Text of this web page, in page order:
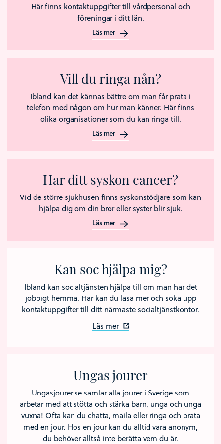
Här finns kontaktuppgifter till vårdpersonal och
föreningar i ditt län.
Läs mer
Vill du ringa nån?
Ibland kan det kännas bättre om man får prata i
telefon med någon om hur man känner. Här finns
olika organisationer som du kan ringa till.
Läs mer
Har ditt syskon cancer?
Vid de större sjukhusen finns syskonstödjare som kan
hjälpa dig om din bror eller syster blir sjuk.
Läs mer
Kan soc hjälpa mig?
Ibland kan socialtjänsten hjälpa till om man har det
jobbigt hemma. Här kan du läsa mer och söka upp
kontaktuppgifter till ditt närmaste socialtjänstkontor.
Läs mer
Ungas jourer
Ungasjourer.se samlar alla jourer i Sverige som
arbetar med att stötta och stärka barn, unga och unga
vuxna! Ofta kan du chatta, maila eller ringa och prata
med en jour. Hos en jour kan du alltid vara anonym,
du behöver alltså inte berätta vem du är.